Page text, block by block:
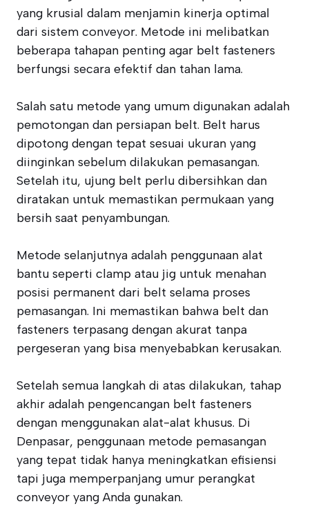
yang krusial dalam menjamin kinerja optimal
dari sistem conveyor. Metode ini melibatkan
beberapa tahapan penting agar belt fasteners
berfungsi secara efektif dan tahan lama.
Salah satu metode yang umum digunakan adalah
pemotongan dan persiapan belt. Belt harus
dipotong dengan tepat sesuai ukuran yang
diinginkan sebelum dilakukan pemasangan.
Setelah itu, ujung belt perlu dibersihkan dan
diratakan untuk memastikan permukaan yang
bersih saat penyambungan.
Metode selanjutnya adalah penggunaan alat
bantu seperti clamp atau jig untuk menahan
posisi permanent dari belt selama proses
pemasangan. Ini memastikan bahwa belt dan
fasteners terpasang dengan akurat tanpa
pergeseran yang bisa menyebabkan kerusakan.
Setelah semua langkah di atas dilakukan, tahap
akhir adalah pengencangan belt fasteners
dengan menggunakan alat-alat khusus. Di
Denpasar, penggunaan metode pemasangan
yang tepat tidak hanya meningkatkan efisiensi
tapi juga memperpanjang umur perangkat
conveyor yang Anda gunakan.